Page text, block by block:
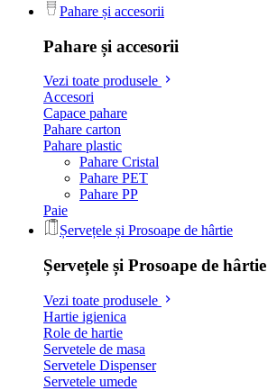
Pahare și accesorii
Pahare și accesorii
Vezi toate produsele
Accesori
Capace pahare
Pahare carton
Pahare plastic
Pahare Cristal
Pahare PET
Pahare PP
Paie
Șervețele și Prosoape de hârtie
Șervețele și Prosoape de hârtie
Vezi toate produsele
Hartie igienica
Role de hartie
Servetele de masa
Servetele Dispenser
Servetele umede